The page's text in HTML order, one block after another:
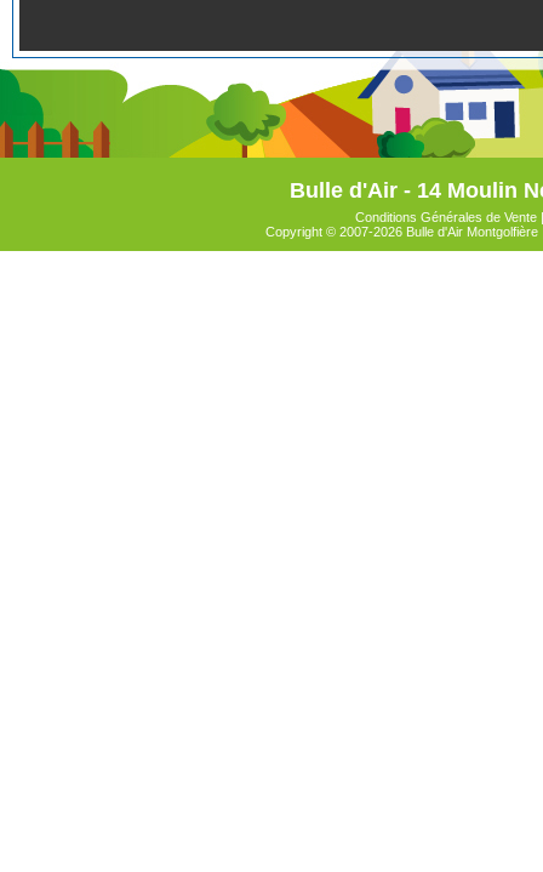
Bulle d'Air - 14 Moulin
Conditions Générales de Vente
Copyright © 2007-2026 Bulle d'Air